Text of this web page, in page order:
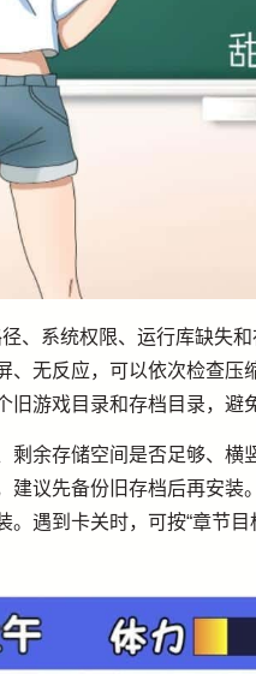
、系统权限、运行库缺失
、无反应，可以依次检查
旧游戏目录和存档目录，避
剩余存储空间是否足够、
建议先备份旧存档后再安
。遇到卡关时，可按“章